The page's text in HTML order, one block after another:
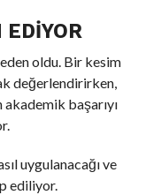
oldu. Bir kesim
değerlendirirken,
akademik başarıyı
uygulanacağı ve
ediliyor.